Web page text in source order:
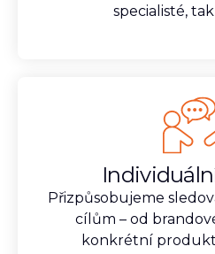
specialisté,
Přizpůsobujeme
cílům – od
konkrétní